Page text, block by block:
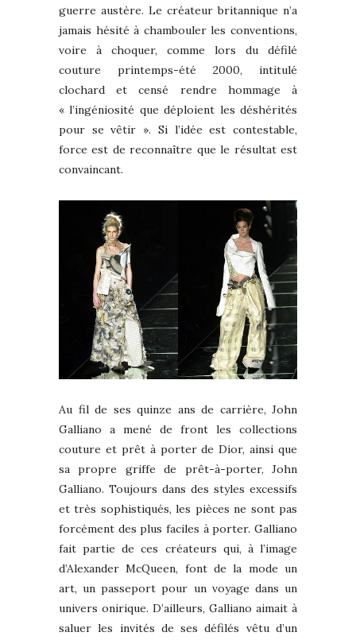
guerre austère. Le créateur britannique n’a
jamais hésité à chambouler les conventions,
voire à choquer, comme lors du défilé
couture printemps-été 2000, intitulé
clochard et censé rendre hommage à
« l’ingéniosité que déploient les déshérités
pour se vêtir ». Si l’idée est contestable,
force est de reconnaître que le résultat est
convaincant.
Au fil de ses quinze ans de carrière, John
Galliano a mené de front les collections
couture et prêt à porter de Dior, ainsi que
sa propre griffe de prêt-à-porter, John
Galliano. Toujours dans des styles excessifs
et très sophistiqués, les pièces ne sont pas
forcément des plus faciles à porter. Galliano
fait partie de ces créateurs qui, à l’image
d’Alexander McQueen, font de la mode un
art, un passeport pour un voyage dans un
univers onirique. D’ailleurs, Galliano aimait à
saluer les invités de ses défilés vêtu d’un